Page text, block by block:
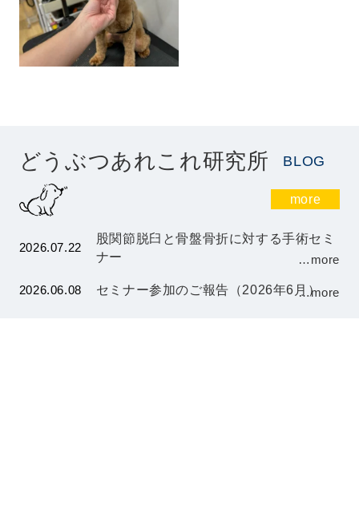
どうぶつあれこれ研究所 BLOG
more
2026.07.22
股関節脱臼と骨盤骨折に対する手術セミ
ナー
…more
2026.06.08 セミナー参加のご報告（2026年6月）
…more